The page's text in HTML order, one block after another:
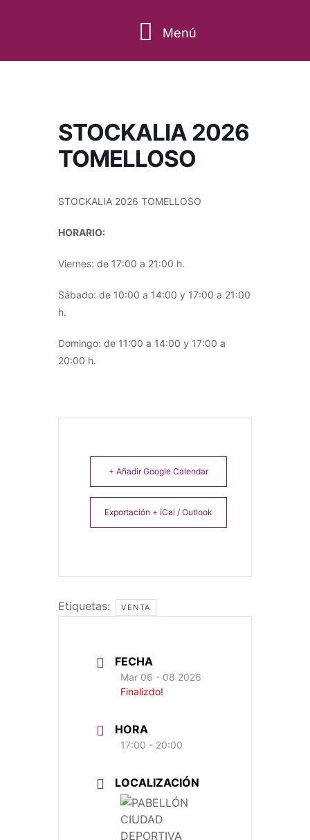
Menú
STOCKALIA 2026
TOMELLOSO
STOCKALIA 2026 TOMELLOSO
HORARIO:
Viernes: de 17:00 a 21:00 h.
Sábado: de 10:00 a 14:00 y 17:00 a 21:00
h.
Domingo: de 11:00 a 14:00 y 17:00 a
20:00 h.
+ Añadir Google Calendar
Exportación + iCal / Outlook
Etiquetas: VENTA
FECHA
Mar 06 - 08 2026
Finalizdo!
HORA
17:00 - 20:00
LOCALIZACIÓN